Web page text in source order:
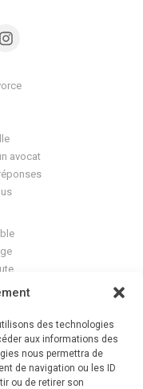
des technologies
aux informations des
nous permettra de
de navigation ou les ID
ou de retirer son
avocat